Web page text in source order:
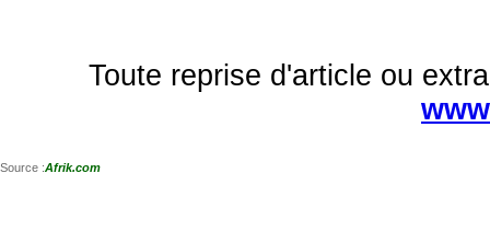
Toute reprise d'article ou
Source :Afrik.com